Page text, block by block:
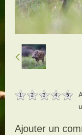
1 2 3 4 5
Ajouter un